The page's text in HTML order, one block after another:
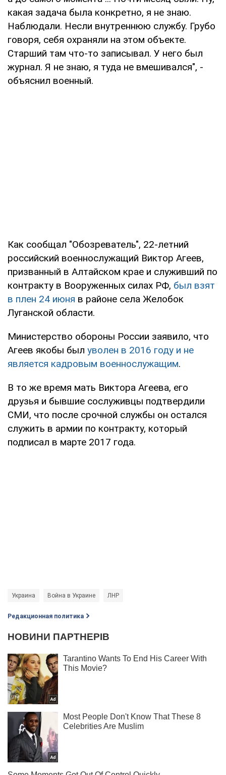
какая задача была конкретно, я не знаю.
Наблюдали. Несли внутреннюю службу. Грубо
говоря, себя охраняли на этом объекте.
Старший там что-то записывал. У него был
журнал. Я не знаю, я туда не вмешивался", -
объяснил военный.
Как сообщал "Обозреватель", 22-летний
российский военнослужащий Виктор Агеев,
призванный в Алтайском крае и служивший по
контракту в Вооруженных силах РФ, был взят
в плен 24 июня в районе села Желобок
Луганской области.
Министерство обороны России заявило, что
Агеев якобы был уволен в 2016 году и не
является кадровым военнослужащим.
В то же время мать Виктора Агеева, его
друзья и бывшие сослуживцы подтвердили
СМИ, что после срочной службы он остался
служить в армии по контракту, который
подписал в марте 2017 года.
Украина Война в Украине ЛНР
Редакционная политика